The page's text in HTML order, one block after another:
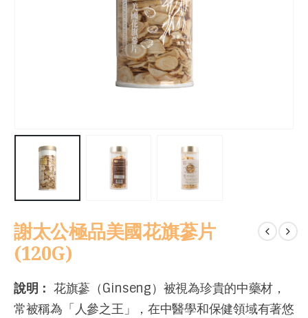
謝太公極品美國花旗蔘片
(120G)
說明： 花旗蔘（Ginseng）被視為珍貴的中藥材，
常被稱為「人參之王」，在中醫學和保健領域有著悠